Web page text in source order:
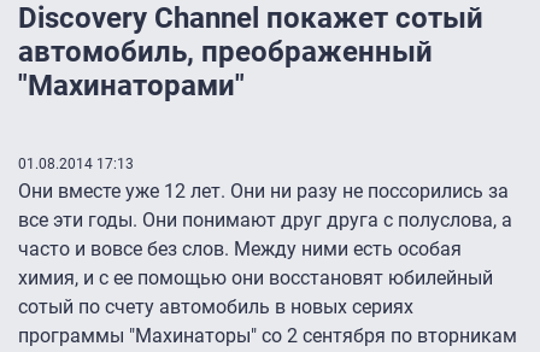
Discovery Channel покажет сотый
автомобиль, преображенный
"Махинаторами"
01.08.2014 17:13
Они вместе уже 12 лет. Они ни разу не поссорились за
все эти годы. Они понимают друг друга с полуслова, а
часто и вовсе без слов. Между ними есть особая
химия, и с ее помощью они восстановят юбилейный
сотый по счету автомобиль в новых сериях
программы "Махинаторы" со 2 сентября по вторникам